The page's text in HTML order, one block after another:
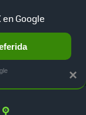
LIBRE ×
Google